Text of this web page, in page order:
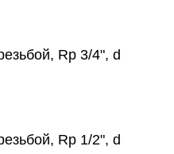
Rp 3/4", d
Rp 1/2", d